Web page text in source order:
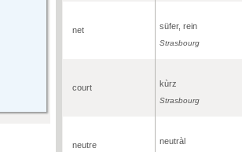
net süfer, rein
Strasbourg
court kùrz
Strasbourg
neutre neutràl